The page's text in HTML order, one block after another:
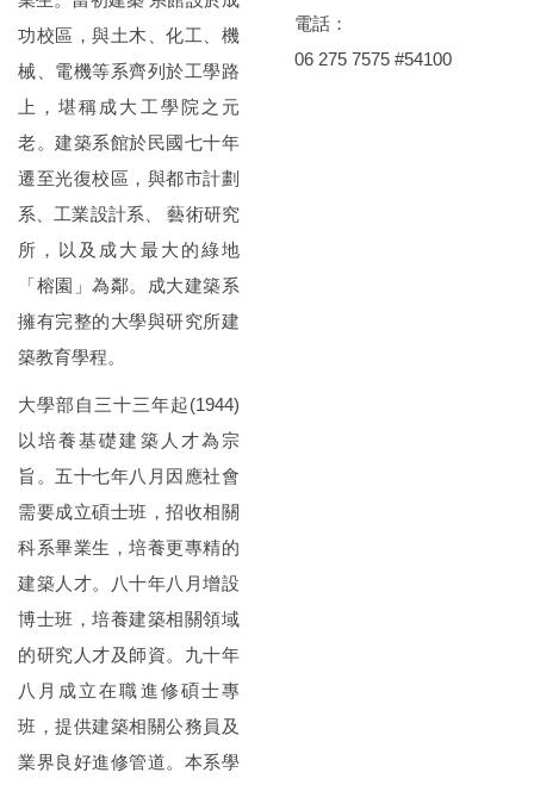
功校區，與土木、化工、機
械、電機等系齊列於工學路
上，堪稱成大工學院之元
老。建築系館於民國七十年
遷至光復校區，與都市計劃
系、工業設計系、 藝術研究
所，以及成大最大的綠地
「榕園」為鄰。成大建築系
擁有完整的大學與研究所建
築教育學程。
大學部自三十三年起(1944)
以培養基礎建築人才為宗
旨。五十七年八月因應社會
需要成立碩士班，招收相關
科系畢業生，培養更專精的
建築人才。八十年八月增設
博士班，培養建築相關領域
的研究人才及師資。九十年
八月成立在職進修碩士專
班，提供建築相關公務員及
業界良好進修管道。本系學
電話：
06 275 7575 #54100